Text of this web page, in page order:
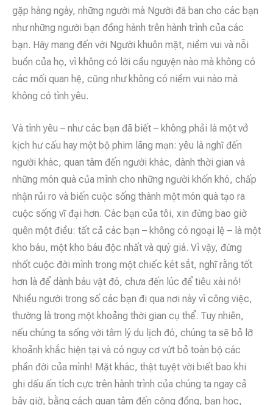
gặp hàng ngày, những người mà Người đã ban cho các bạn
như những người bạn đồng hành trên hành trình của các
bạn. Hãy mang đến với Người khuôn mặt, niềm vui và nỗi
buồn của họ, vì không có lời cầu nguyện nào mà không có
các mối quan hệ, cũng như không có niềm vui nào mà
không có tình yêu.
Và tình yêu – như các bạn đã biết – không phải là một vở
kịch hư cấu hay một bộ phim lãng mạn: yêu là nghĩ đến
người khác, quan tâm đến người khác, dành thời gian và
những món quà của mình cho những người khốn khó, chấp
nhận rủi ro và biến cuộc sống thành một món quà tạo ra
cuộc sống vĩ đại hơn. Các bạn của tôi, xin đừng bao giờ
quên một điều: tất cả các bạn – không có ngoại lệ – là một
kho báu, một kho báu độc nhất và quý giá. Vì vậy, đừng
nhốt cuộc đời mình trong một chiếc két sắt, nghĩ rằng tốt
hơn là để dành báu vật đó, chưa đến lúc để tiêu xài nó!
Nhiều người trong số các bạn đi qua nơi này vì công việc,
thường là trong một khoảng thời gian cụ thể. Tuy nhiên,
nếu chúng ta sống với tâm lý du lịch đó, chúng ta sẽ bỏ lỡ
khoảnh khắc hiện tại và có nguy cơ vứt bỏ toàn bộ các
phần đời của mình! Mặt khác, thật tuyệt vời biết bao khi
ghi dấu ấn tích cực trên hành trình của chúng ta ngay cả
bây giờ, bằng cách quan tâm đến cộng đồng, bạn học,